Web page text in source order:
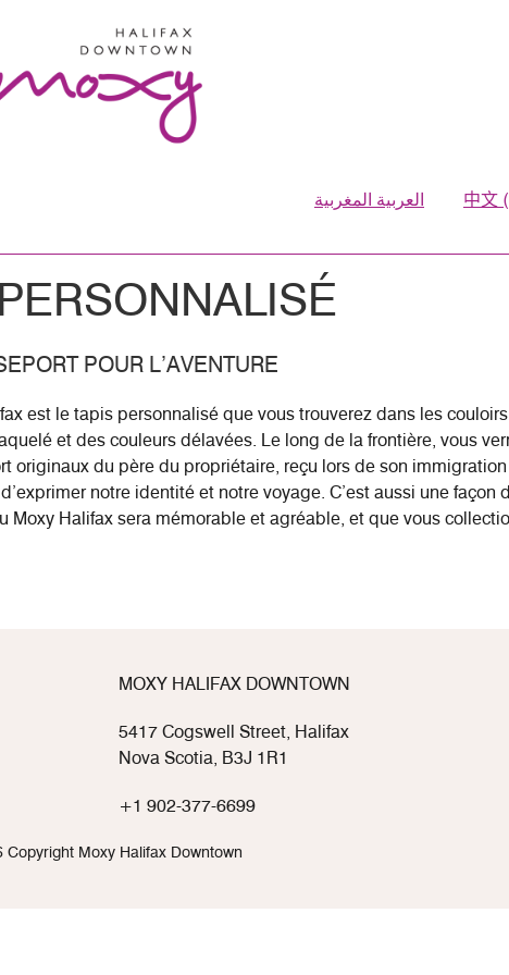
العربية المغربية 中文
POUR L’AVENTURE
est le tapis personnalisé que vous trouverez dans les
et des couleurs délavées. Le long de la frontière, vous
du père du propriétaire, reçu lors de son
notre identité et notre voyage. C’est aussi une façon
Halifax sera mémorable et agréable, et que vous
MOXY HALIFAX DOWNTOWN
5417 Cogswell Street, Halifax
Nova Scotia, B3J 1R1
+1 902-377-6699
Moxy Halifax Downtown